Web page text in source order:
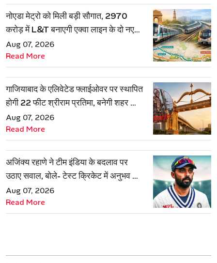
नोएडा मेट्रो को मिली बड़ी सौगात, 2970
करोड़ में L&T बनाएगी एक्वा लाइन के दो नए
रूट
Aug 07, 2026
Read More
गाजियाबाद के एलिवेटेड फ्लाईओवर पर स्थापित
होगी 22 फीट श्रीराम प्रतिमा, बनेगी शहर की
नई पहचान
Aug 07, 2026
Read More
अजिंक्य रहाणे ने टीम इंडिया के बदलाव पर
उठाए सवाल, बोले- टेस्ट क्रिकेट में अनुभव की
जरूरत हमेशा रहेगी
Aug 07, 2026
Read More